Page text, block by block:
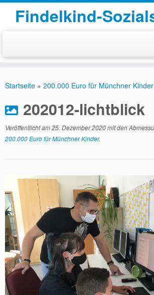
Inhalt
Findelkind-
Startseite » 200.000 Euro für Münchner Kinder
202012-lichtblick
Veröffentlicht am25. Dezember 2020mit den
200.000 Euro für Münchner Kinder.